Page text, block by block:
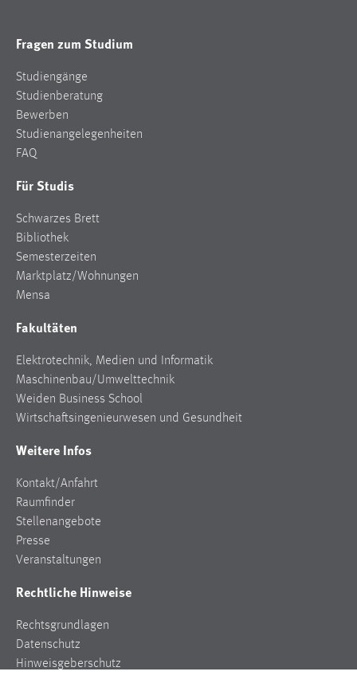
Fragen zum Studium
Studiengänge
Studienberatung
Bewerben
Studienangelegenheiten
FAQ
Für Studis
Schwarzes Brett
Bibliothek
Semesterzeiten
Marktplatz/Wohnungen
Mensa
Fakultäten
Elektrotechnik, Medien und Informatik
Maschinenbau/Umwelttechnik
Weiden Business School
Wirtschaftsingenieurwesen und Gesundheit
Weitere Infos
Kontakt/Anfahrt
Raumfinder
Stellenangebote
Presse
Veranstaltungen
Rechtliche Hinweise
Rechtsgrundlagen
Datenschutz
Hinweisgeberschutz